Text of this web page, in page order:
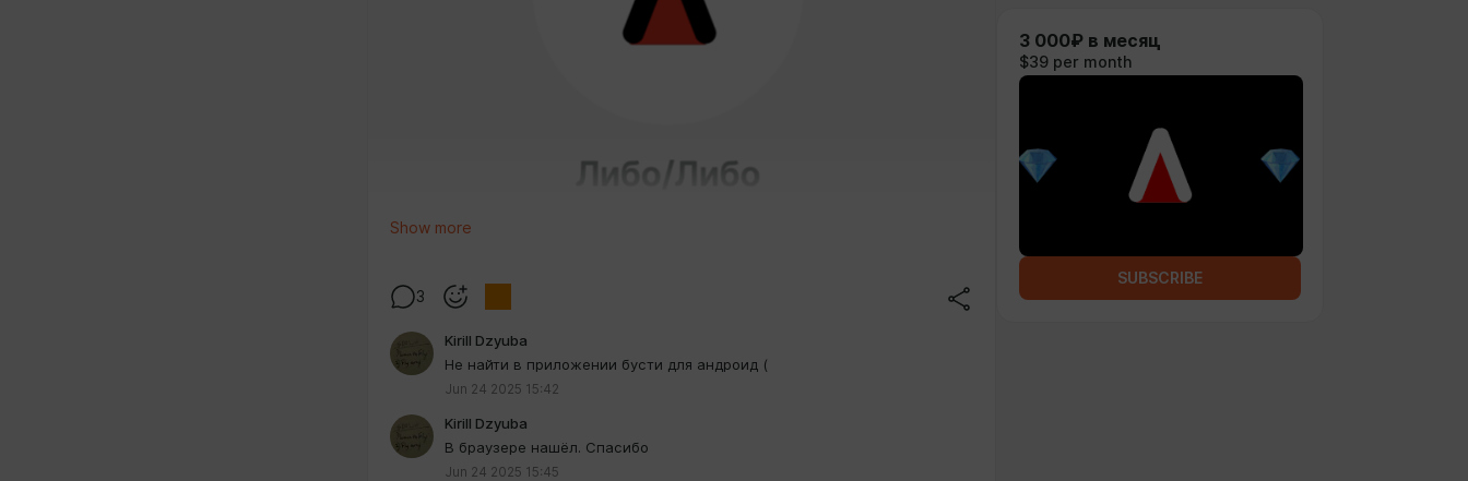
Show more
3
Kirill Dzyuba
Не найти в приложении бусти для андроид (
Jun 24 2025 15:42
Kirill Dzyuba
В браузере нашёл. Спасибо
Jun 24 2025 15:45
3 000₽ в месяц
$39 per month
SUBSCRIBE